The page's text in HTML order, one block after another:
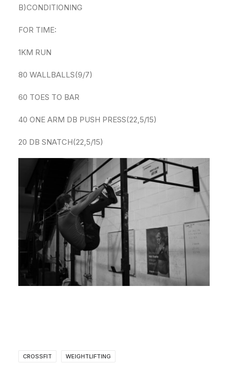
B)CONDITIONING
FOR TIME:
1KM RUN
80 WALLBALLS(9/7)
60 TOES TO BAR
40 ONE ARM DB PUSH PRESS(22,5/15)
20 DB SNATCH(22,5/15)
CROSSFIT WEIGHTLIFTING